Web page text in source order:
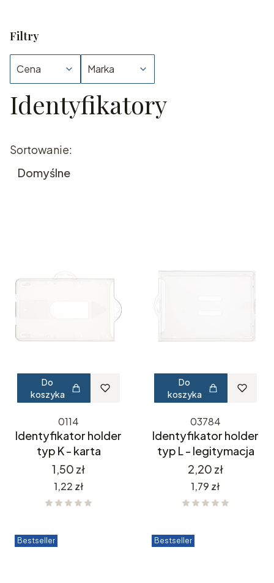
Filtry
Cena Marka
Koniec filtrów
Identyfikatory
Lista produktów
Sortowanie:
Domyślne
Do
koszyka
0114
Identyfikator holder
typ K - karta
Cena
1,50 zł
Cena
1,22 zł
Do
koszyka
03784
Identyfikator holder
typ L - legitymacja
Cena
2,20 zł
Cena
1,79 zł
Bestseller Bestseller